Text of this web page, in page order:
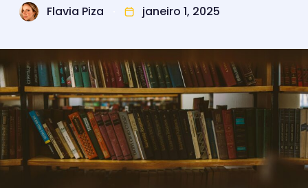
Flavia Piza janeiro 1, 2025